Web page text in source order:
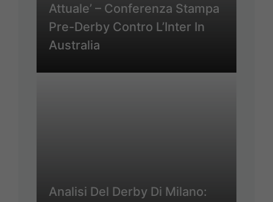
Attuale’ – Conferenza Stampa
Pre-Derby Contro L’Inter In
Australia
Analisi Del Derby Di Milano: